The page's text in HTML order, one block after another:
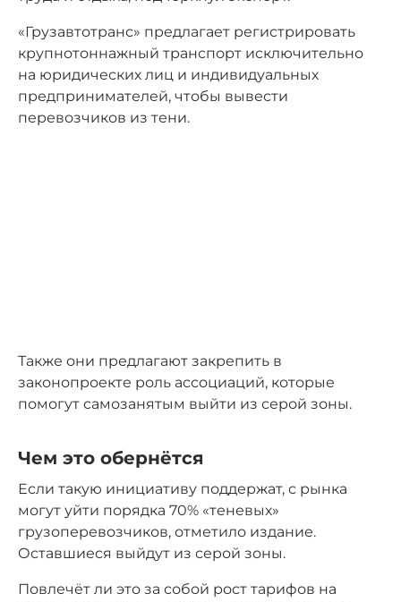
«Грузавтотранс» предлагает регистрировать
крупнотоннажный транспорт исключительно
на юридических лиц и индивидуальных
предпринимателей, чтобы вывести
перевозчиков из тени.
Также они предлагают закрепить в
законопроекте роль ассоциаций, которые
помогут самозанятым выйти из серой зоны.
Чем это обернётся
Если такую инициативу поддержат, с рынка
могут уйти порядка 70% «теневых»
грузоперевозчиков, отметило издание.
Оставшиеся выйдут из серой зоны.
Повлечёт ли это за собой рост тарифов на